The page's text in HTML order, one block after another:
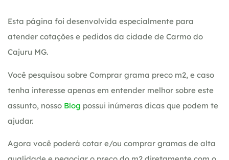
Esta página foi desenvolvida especialmente para
atender cotações e pedidos da cidade de Carmo do
Cajuru MG.
Você pesquisou sobre Comprar grama preco m2, e caso
tenha interesse apenas em entender melhor sobre este
assunto, nosso Blog possui inúmeras dicas que podem te
ajudar.
Agora você poderá cotar e/ou comprar gramas de alta